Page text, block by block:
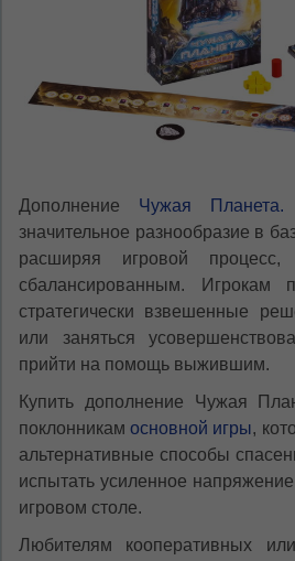
Дополнение Чужая
значительное разнообразие в
расширяя игровой
сбалансированным. Игрокам
стратегически взвешенные
или заняться
прийти на помощь выжившим.
Купить дополнение Чужая
поклонникамосновной игры,
альтернативные способы
испытать усиленное
игровом столе.
Любителям кооперативных